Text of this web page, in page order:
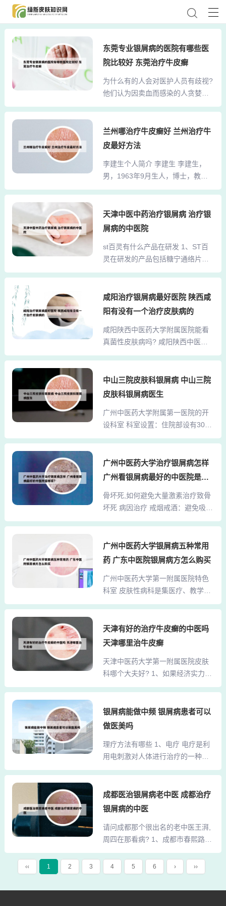
东莞专业银屑病的医院有哪些医
院比较好 东莞治疗牛皮癣
为什么有的人会对医护人员有歧视?
他们认为因卖血而感染的人贪婪，
因输血而感染的人愚昧，而同性恋
射吸毒感染的人最恶劣、可耻。这
就是是患者中，可怕的“区隔”。这种
和隔阂，还会破坏社会的和谐与稳
定。具体到女性医护被剃光头的事
件中，互害思维表现为对女性医护
通过剃光女性医护的头发，可以彰
显自己的“正义感”或“爱国情怀”。领
通方式以及对欺凌行为的处理态
度，都可能影响医生...
兰州哪治疗牛皮癣好 兰州治疗牛
皮最好方法
李建生个人简介 李建生 李建生，
男，1963年9月生人，博士，教
授，主任医师，博士生导师。享受
者、万人计划入选者以及河南省优
秀专家。现任河南中医药大学副校
任河南中医药大学纪委书记，省监
委驻河南中医药大学监察专员。李
建生个人简介如下：基本信息：男
现任东北财经大学工商管理学院副
院长，副教授，博士生导师。教育
工商管理学院。1999年在东北财经
大学取得企业管...
天津中医中药治疗银屑病 治疗银
屑病的中医院
st百灵有什么产品在研发 1、ST百
灵在研发的产品包括糖宁通络片、
黄连解毒丸、BD-7益肾化浊颗粒、
片：这是《中药注册管理专门规
定》实施以来首个依托人用经验直
目前，其Ⅲ期临床研究已启动，新
药上市步伐持续加快。2、年，姜伟
考入贵阳医学院药学系，毕业后成
此，1988年选择停薪留职下海经
商。凭借维C银翘片这一感冒药产
年，他联合母亲张锦芬、弟弟姜勇
斥资845万元收购...
咸阳治疗银屑病最好医院 陕西咸
阳有没有一个治疗皮肤病的
咸阳陕西中医药大学附属医院能看
真菌性皮肤病吗? 咸阳陕西中医药
大学附属医院皮肤科，以其中西医
疾病。无论是烧伤、疮疡、皮肤
病、性病、乳房病、周围血管病、
伤，还是其他疾病，科室均积累了
丰富的研究经验和治疗技巧。投诉
陕西中医药大学附属医院（陕中
药大学附属医院行风办公室或陕西
中医药大学纪委办公室进行投诉。
举报电话：029-33320876，可以直
接拨打此电话进行问题的...
中山三院皮肤科银屑病 中山三院
皮肤科银屑病医生
广州中医药大学附属第一医院的开
设科室 科室设置：住院部设有30多
个病区，涵盖了内科、外科、骨
室。门诊部设有齐全的科室，包括
中医专科专病门诊，如心血管、糖
疗实力：医院拥有7个国家级重点专
科专病和17个省级重点专科，急诊
科是全国首批临床培训基地。广州
主要包括儿科和皮肤性病科：儿
科：历史悠久：自1956年创立，由
岭南中医儿科的开创者。学术地位
高：1981年成为首批...
广州中医药大学治疗银屑病怎样
广州看银屑病最好的中医院是哪
家?
骨坏死,如何避免大量激素治疗致骨
坏死 病因治疗 戒烟戒酒：避免吸烟
和饮酒，这是预防和治疗骨坏死的
剂量使用激素是导致骨坏死的主要
原因之一，因此应尽量避免。 非手
立，可以拄拐杖行走或以车代步，
以减轻体重和髋关节的负重量。对
于较长时间或短时间大剂量注射或
等皮质类激素药物，或应用不明真
相含有激素的所谓秘方制剂治疗，
糖升高、高血压、钠潴留、水肿、
血钾降低、月经紊乱...
广州中医药大学银屑病五种常用
药 广东中医院银屑病方怎么购买
广州中医药大学第一附属医院特色
科室 皮肤性病科是集医疗、教学、
科研为一体的科室，强调中医与西
和主任医师们提供专业服务。每日
平均门诊量约300人，高峰可达500
室每年接收数百名皮肤病住院患
者，主要病种包括药物性皮炎、湿
疹、红斑狼疮等。医院介绍 广州中
内知名的针灸治疗中心，拥有多年
的临床经验和先进的诊疗设备。该
针对不同病症采用个性化的治疗方
案，取得了良好的治疗效...
天津有好的治疗牛皮癣的中医吗
天津哪里治牛皮癣
天津中医药大学第一附属医院皮肤
科哪个大夫好? 1、如果经济实力可
以的话直接去天津中医药大学第一
是网上和电话预定，一个号五十
元。2、公立医院皮肤科还是值得信
专家号。3、天津中医药大学第一附
属医院国医堂的挂号费用为50元。
您可以通过电话提前一周进行预
挂阮士怡老先生的号，他的医术非
常好。天津中医一附属皮肤科哪个
以的话直接去天津中医药大学第一
附属医院国医堂找...
银屑病能做中频 银屑病患者可以
做医美吗
理疗方法有哪些 1、电疗 电疗是利
用电刺激对人体进行治疗的一种理
疗方式。它主要包括： 电热疗法：
环，缓解疼痛。 电针疗法：结合针
灸与电刺激，刺激穴位，调节身体
光线对人体进行治疗的方法。2、现
代理疗技术则结合了现代科学技
术，发展出更为精细和有针对性的
治疗方法。常见的有： 光疗：利用
线、紫外线等，具有抗炎、镇痛、
成都医治银屑病老中医 成都治疗
银屑病的中医
请问成都那个很出名的老中医王湃,
周四在那看病? 1、成都市春熙路的
同仁堂春熙店设有资深中医师王湃
的诊室，他主要在每周一和周四下
午（5月1日至10月1日时间为15：0
‹‹ 1 2 3 4 5 6 › ››